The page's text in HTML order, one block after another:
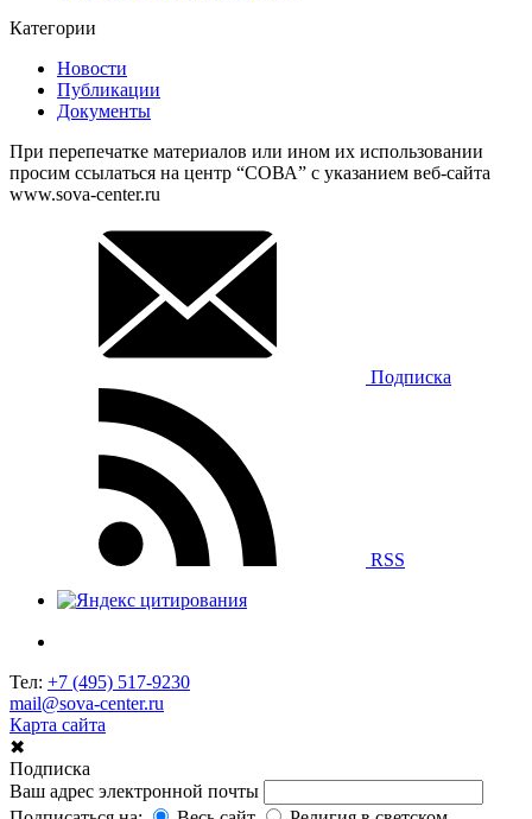
Категории
Новости
Публикации
Документы
При перепечатке материалов или ином их использовании
просим ссылаться на центр “СОВА” с указанием веб-сайта
www.sova-center.ru
Подписка
RSS
Тел: +7 (495) 517-9230
mail@sova-center.ru
Карта сайта
✖
Подписка
Ваш адрес электронной почты